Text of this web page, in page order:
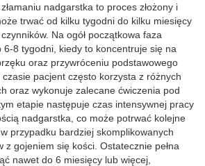
nadgarstka to proces złożony i
trwać od kilku tygodni do kilku miesięcy
Na ogół początkowa faza
6-8 tygodni, kiedy to koncentruje się na
oraz przywróceniu podstawowego
pacjent często korzysta z różnych
oraz wykonuje zalecane ćwiczenia pod
etapie następuje czas intensywnej pracy
nadgarstka, co może potrwać kolejne
przypadku bardziej skomplikowanych
z gojeniem się kości. Ostatecznie pełna
nawet do 6 miesięcy lub więcej,